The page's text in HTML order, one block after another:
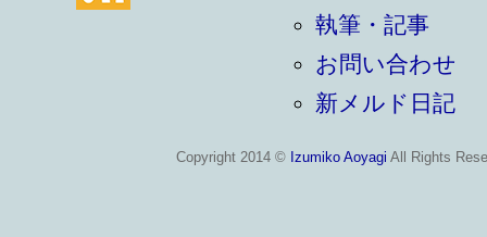
執筆・記事
お問い合わせ
新メルド日記
Copyright 2014 © Izumiko Aoyagi All Rights